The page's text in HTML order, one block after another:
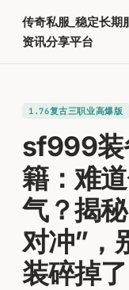
内
传奇私服_稳定长期
资讯分享平台
1.76复古三职业高爆版
sf999装
籍：难
气？揭
对冲”，
装碎掉了